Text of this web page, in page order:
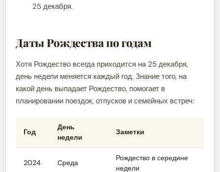
25 декабря.
Даты Рождества по годам
Хотя Рождество всегда приходится на 25 декабря,
день недели меняется каждый год. Знание того, на
какой день выпадает Рождество, помогает в
планировании поездок, отпусков и семейных встреч:
Год
День
недели
Заметки
2024 Среда
Рождество в середине
недели